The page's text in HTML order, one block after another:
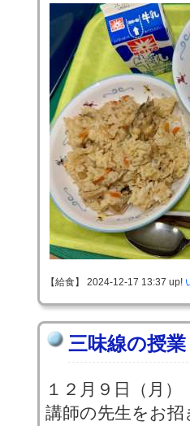
【給食】 2024-12-17 13:37 up!
三味線の授業
１２月９日（月）
講師の先生をお